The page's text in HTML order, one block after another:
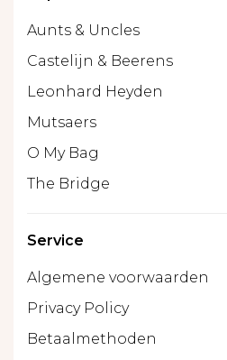
Aunts & Uncles
Castelijn & Beerens
Leonhard Heyden
Mutsaers
O My Bag
The Bridge
Service
Algemene voorwaarden
Privacy Policy
Betaalmethoden